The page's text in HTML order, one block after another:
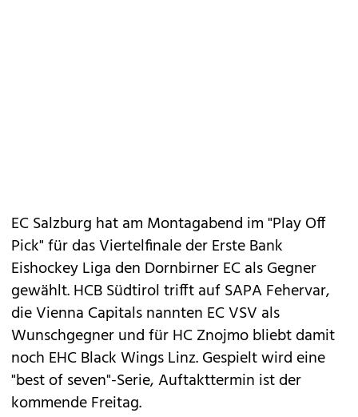
EC Salzburg hat am Montagabend im "Play Off
Pick" für das Viertelfinale der Erste Bank
Eishockey Liga den Dornbirner EC als Gegner
gewählt. HCB Südtirol trifft auf SAPA Fehervar,
die Vienna Capitals nannten EC VSV als
Wunschgegner und für HC Znojmo bliebt damit
noch EHC Black Wings Linz. Gespielt wird eine
"best of seven"-Serie, Auftakttermin ist der
kommende Freitag.